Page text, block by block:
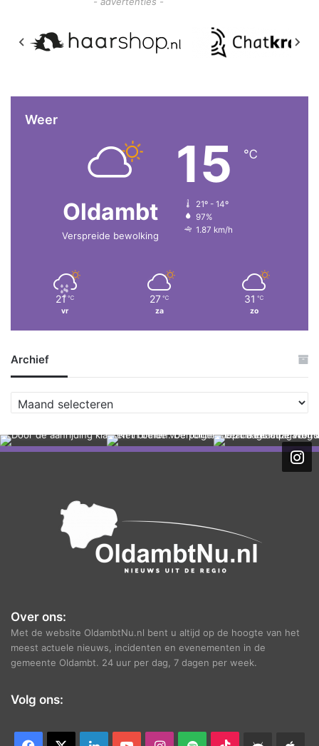
Weer
Oldambt
Verspreide bewolking
15 ℃
21º - 14º
97%
1.87 km/h
21 ℃
vr
27 ℃
za
31 ℃
zo
Archief
Archief
Over ons:
Met de website OldambtNu.nl bent u altijd op de hoogte van het
meest actuele nieuws, incidenten en evenementen in de
gemeente Oldambt. 24 uur per dag, 7 dagen per week.
Volg ons: